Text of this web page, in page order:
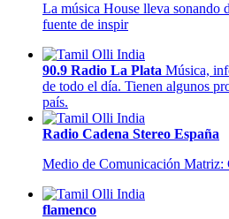
La música House lleva sonando
fuente de inspir
90.9 Radio La Plata Música,
de todo el día. Tienen algunos
país.
Radio Cadena Stereo España
Medio de Comunicación Matriz:
flamenco